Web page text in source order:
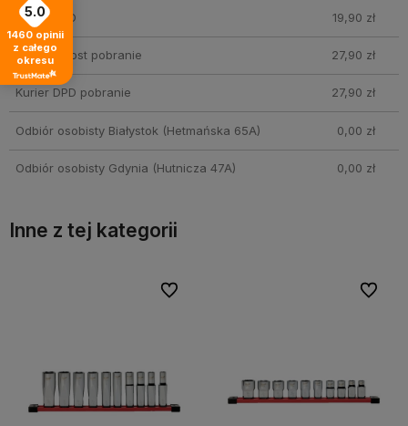
Kurier DPD 19,90 zł
Kurier InPost pobranie 27,90 zł
Kurier DPD pobranie 27,90 zł
Odbiór osobisty Białystok (Hetmańska 65A) 0,00 zł
Odbiór osobisty Gdynia (Hutnicza 47A) 0,00 zł
Inne z tej kategorii
Do ulubionych
Do ulubionych Do
Do
5.0
1460 opinii
z całego
okresu